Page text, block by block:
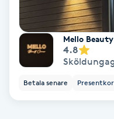
Pedikyr
Pensionärklippning
Mello
4.8
Betala senare